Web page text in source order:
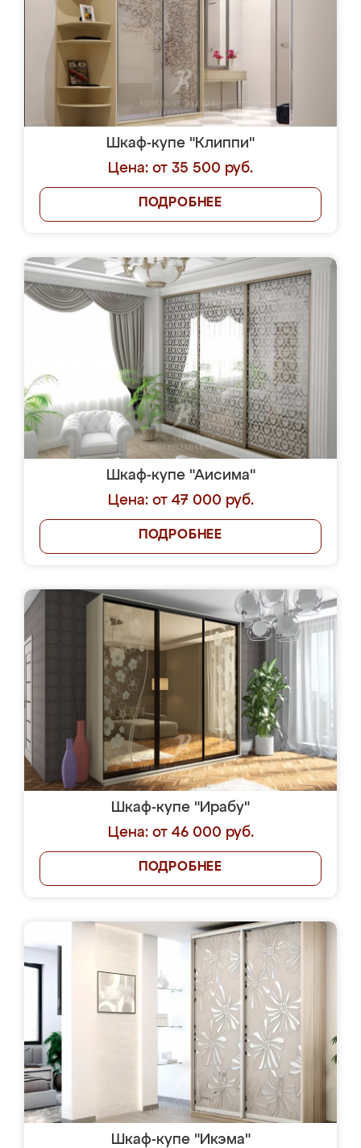
Шкаф-купе "Клиппи"
Цена: от 35 500 руб.
ПОДРОБНЕЕ
Шкаф-купе "Аисима"
Цена: от 47 000 руб.
ПОДРОБНЕЕ
Шкаф-купе "Ирабу"
Цена: от 46 000 руб.
ПОДРОБНЕЕ
Шкаф-купе "Икэма"